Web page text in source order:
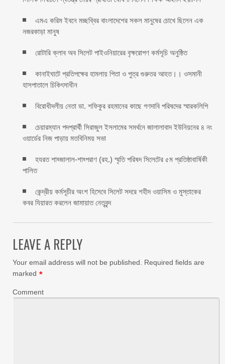
এমএ করিম ইবনে মচ্ছব্বির বাংলাদেশের সকল মানুষের চোখে ছিলেন এক
নজরকাড়া মানুষ ‎
রোটারি ক্লাব অব সিলেট পাইওনিয়ারের বৃক্ষরোপণ কর্মসূচি অনুষ্ঠিত
কানাইঘাটে প্রতিপক্ষের হামলায় পিতা ও পুত্র গুরুতর আহত।। ওসমানী
হাসপাতালে চিকিৎসাধীন
বিরোধীদলীয় নেতা ডা. শফিকুর রহমানের কাছে গণদাবি পরিষদের স্মারকলিপি ‎
চেয়ারম্যান পদপ্রার্থী সিরাজুল ইসলামের সমর্থনে জালালাবাদ ইউনিয়নের ৪ নং
ওয়ার্ডের নিজ পাড়ায় মতবিনিময় সভা
হযরত শাহ্জালাল-শাহ্পরাণ (রহ.) স্মৃতি পরিষদ সিলেটের ৫ম প্রতিষ্ঠাবার্ষিকী
পালিত ‎​
কেন্দ্রীয় কর্মসূচীর অংশ হিসেবে সিলেট সদরে শহীদ ওয়াসিম ও মুস্তাকের
কবর যিয়ারত করলেন জামায়াত নেতৃবৃন্দ ‎
LEAVE A REPLY
Your email address will not be published.
Required fields are
marked *
Comment